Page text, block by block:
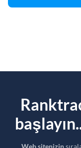
Web sitenizin